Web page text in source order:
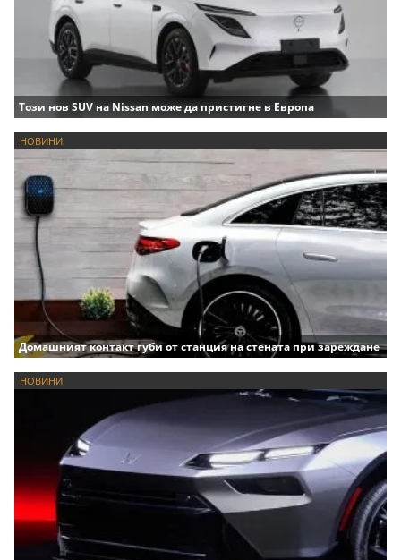
Този нов SUV на Nissan може да пристигне в Европа
НОВИНИ
Домашният контакт губи от станция на стената при зареждане
НОВИНИ